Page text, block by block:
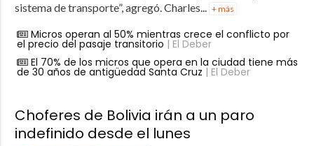
sistema de transporte”, agregó. Charles... + más
Micros operan al 50% mientras crece el conflicto por
el precio del pasaje transitorio | El Deber
El 70% de los micros que opera en la ciudad tiene más
de 30 años de antigüedad Santa Cruz | El Deber
Choferes de Bolivia irán a un paro
indefinido desde el lunes